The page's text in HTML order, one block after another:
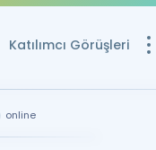
Katılımcı Görüşleri
online